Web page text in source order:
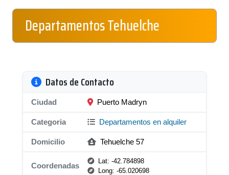
Departamentos Tehuelche
Datos de Contacto
Ciudad Puerto Madryn
Categoria Departamentos en alquiler
Domicilio Tehuelche 57
Coordenadas
Lat: -42.784898
Long: -65.020698